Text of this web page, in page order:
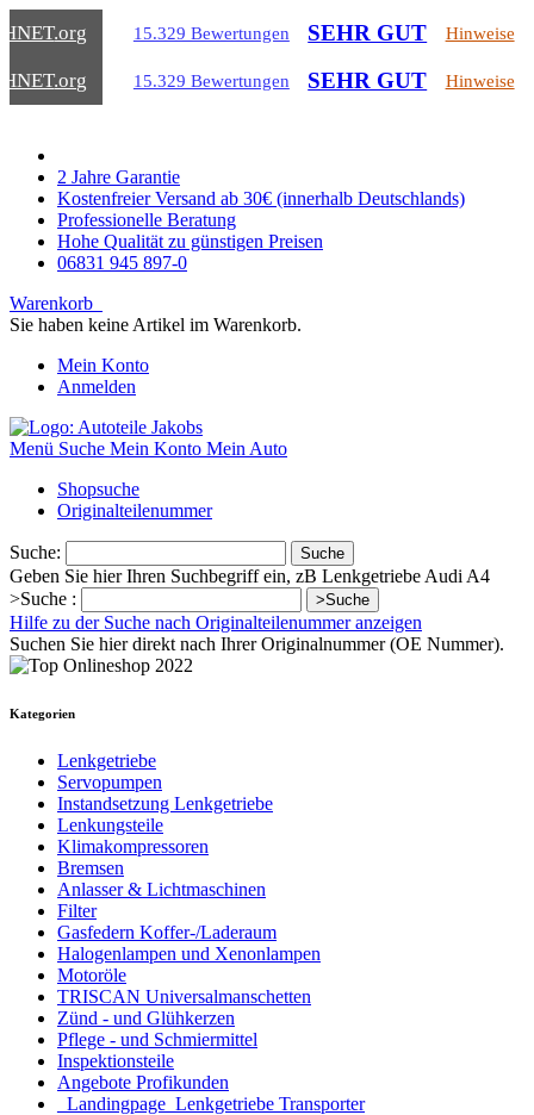
.org 15.329 Bewertungen SEHR GUT Hinweise
.org 15.329 Bewertungen SEHR GUT Hinweise
2 Jahre Garantie
Kostenfreier Versand ab 30€ (innerhalb Deutschlands)
Professionelle Beratung
Hohe Qualität zu günstigen Preisen
06831 945 897-0
Warenkorb
Sie haben keine Artikel im Warenkorb.
Mein Konto
Anmelden
Menü Suche Mein Konto Mein Auto
Shopsuche
Originalteilenummer
Suche: Suche
Geben Sie hier Ihren Suchbegriff ein, zB Lenkgetriebe Audi A4
>Suche :
>Suche
Hilfe zu der Suche nach Originalteilenummer anzeigen
Suchen Sie hier direkt nach Ihrer Originalnummer (OE Nummer).
Kategorien
Lenkgetriebe
Servopumpen
Instandsetzung Lenkgetriebe
Lenkungsteile
Klimakompressoren
Bremsen
Anlasser & Lichtmaschinen
Filter
Gasfedern Koffer-/Laderaum
Halogenlampen und Xenonlampen
Motoröle
TRISCAN Universalmanschetten
Zünd - und Glühkerzen
Pflege - und Schmiermittel
Inspektionsteile
Angebote Profikunden
_Landingpage_Lenkgetriebe Transporter